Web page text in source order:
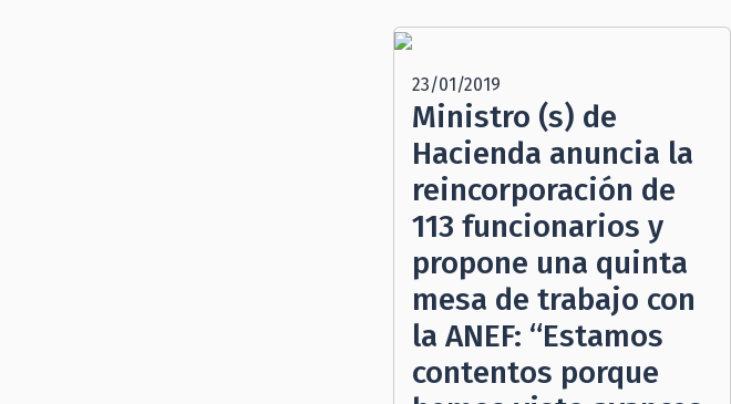
23/01/2019
Ministro (s) de
Hacienda anuncia la
reincorporación de
113 funcionarios y
propone una quinta
mesa de trabajo con
la ANEF: “Estamos
contentos porque